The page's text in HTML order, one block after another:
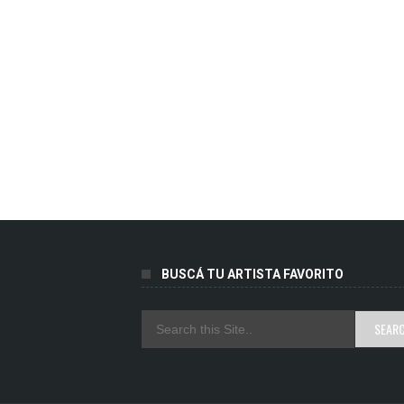
BUSCÁ TU ARTISTA FAVORITO